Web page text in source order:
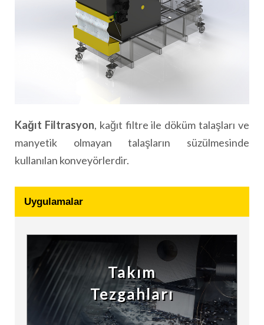
Kağıt Filtrasyon, kağıt filtre ile döküm talaşları ve
manyetik olmayan talaşların süzülmesinde
kullanılan konveyörlerdir.
Uygulamalar
Takım
Tezgahları